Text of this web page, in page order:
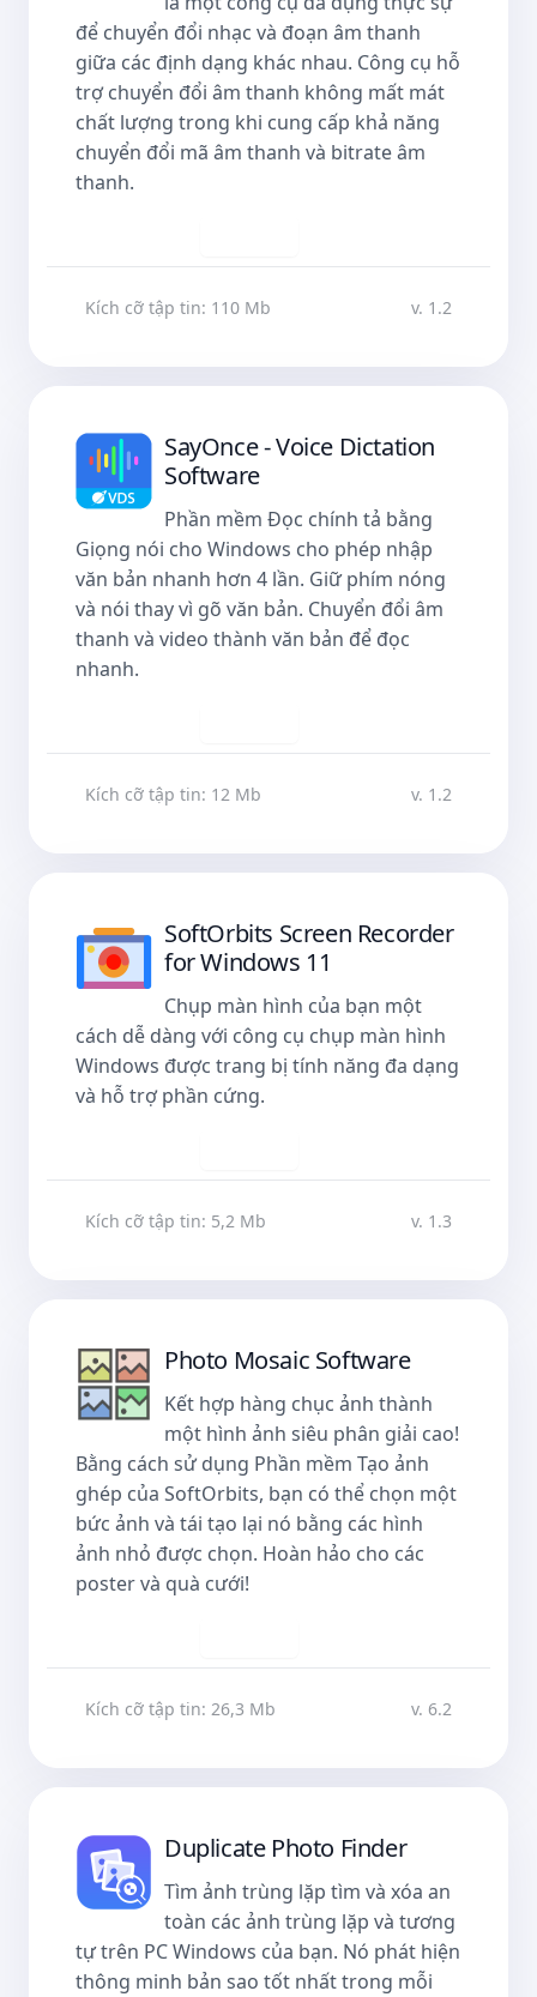
để chuyển đổi nhạc và đoạn âm thanh
giữa các định dạng khác nhau. Công cụ hỗ
trợ chuyển đổi âm thanh không mất mát
chất lượng trong khi cung cấp khả năng
chuyển đổi mã âm thanh và bitrate âm
thanh.
Kích cỡ tập tin: 110 Mb v. 1.2
SayOnce - Voice Dictation
Software
Phần mềm Đọc chính tả bằng
Giọng nói cho Windows cho phép nhập
văn bản nhanh hơn 4 lần. Giữ phím nóng
và nói thay vì gõ văn bản. Chuyển đổi âm
thanh và video thành văn bản để đọc
nhanh.
Kích cỡ tập tin: 12 Mb v. 1.2
SoftOrbits Screen Recorder
for Windows 11
Chụp màn hình của bạn một
cách dễ dàng với công cụ chụp màn hình
Windows được trang bị tính năng đa dạng
và hỗ trợ phần cứng.
Kích cỡ tập tin: 5,2 Mb v. 1.3
Photo Mosaic Software
Kết hợp hàng chục ảnh thành
một hình ảnh siêu phân giải cao!
Bằng cách sử dụng Phần mềm Tạo ảnh
ghép của SoftOrbits, bạn có thể chọn một
bức ảnh và tái tạo lại nó bằng các hình
ảnh nhỏ được chọn. Hoàn hảo cho các
poster và quà cưới!
Kích cỡ tập tin: 26,3 Mb v. 6.2
Duplicate Photo Finder
Tìm ảnh trùng lặp tìm và xóa an
toàn các ảnh trùng lặp và tương
tự trên PC Windows của bạn. Nó phát hiện
thông minh bản sao tốt nhất trong mỗi